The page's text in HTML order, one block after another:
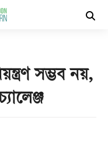
সম্ভব নয়,